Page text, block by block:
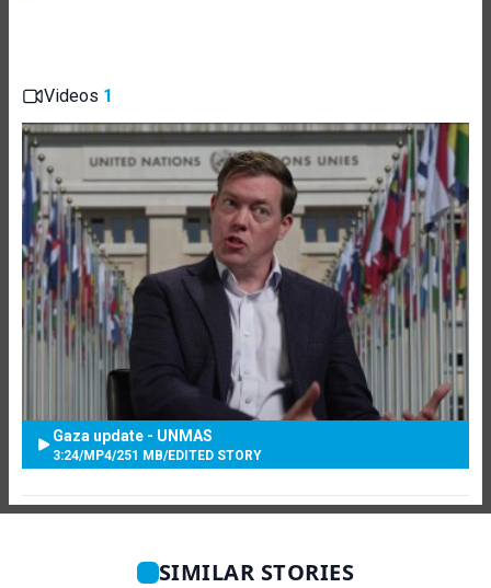
Videos 1
Gaza update - UNMAS
3:24/MP4/251 MB/EDITED STORY
SIMILAR STORIES